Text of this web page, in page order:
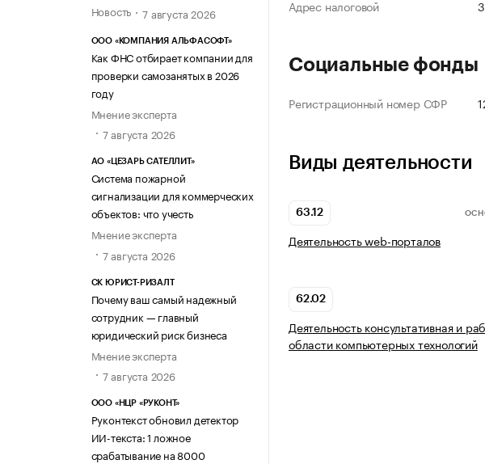
Новость
7 августа 2026
ООО «КОМПАНИЯ АЛЬФАСОФТ»
Как ФНС отбирает компании для
проверки самозанятых в 2026
году
Мнение эксперта
7 августа 2026
АО «ЦЕЗАРЬ САТЕЛЛИТ»
Система пожарной
сигнализации для коммерческих
объектов: что учесть
Мнение эксперта
7 августа 2026
СК ЮРИСТ-РИЗАЛТ
Почему ваш самый надежный
сотрудник — главный
юридический риск бизнеса
Мнение эксперта
7 августа 2026
ООО «НЦР «РУКОНТ»
Руконтекст обновил детектор
ИИ-текста: 1 ложное
срабатывание на 8000
Адрес налоговой
Социальные фонды
Регистрационный номер СФР
Виды деятельности
63.12
Деятельность web-порталов
62.02
Деятельность консультативная и
области компьютерных технологий